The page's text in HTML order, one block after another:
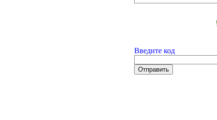
Введите код